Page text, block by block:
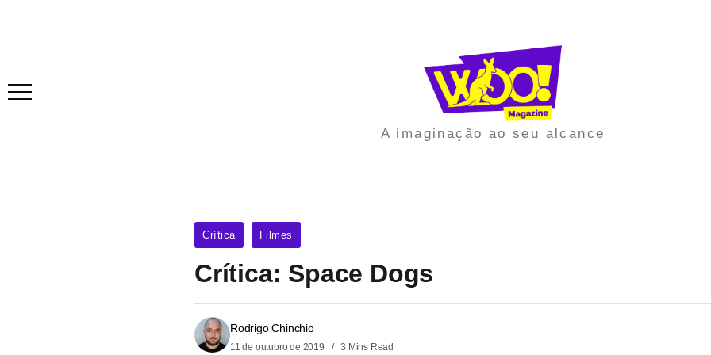
A imaginação ao seu alcance
Crítica Filmes
Crítica: Space Dogs
Rodrigo Chinchio
11 de outubro de 2019 3 Mins Read